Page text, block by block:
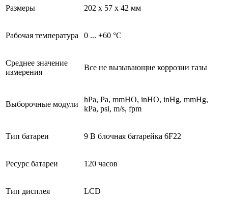
Размеры 202 x 57 x 42 мм
Рабочая температура 0 ... +60 °C
Среднее значение
измерения
Все не вызывающие коррозии газы
Выборочные модули
hPa, Pa, mmHO, inHO, inHg, mmHg,
kPa, psi, m/s, fpm
Тип батареи 9 В блочная батарейка 6F22
Ресурс батареи 120 часов
Тип дисплея LCD